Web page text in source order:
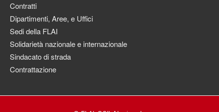
Contratti
Dipartimenti, Aree, e Uffici
Sedi della FLAI
Solidarietà nazionale e internazionale
Sindacato di strada
Contrattazione